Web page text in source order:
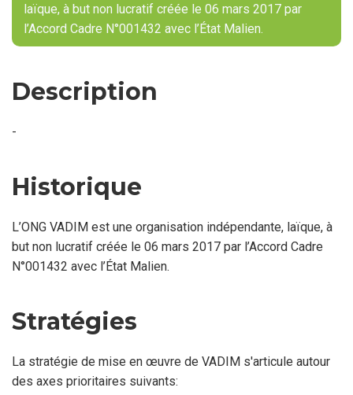
laïque, à but non lucratif créée le 06 mars 2017 par
l’Accord Cadre N°001432 avec l’État Malien.
Description
-
Historique
L’ONG VADIM est une organisation indépendante, laïque, à
but non lucratif créée le 06 mars 2017 par l’Accord Cadre
N°001432 avec l’État Malien.
Stratégies
La stratégie de mise en œuvre de VADIM s'articule autour
des axes prioritaires suivants: